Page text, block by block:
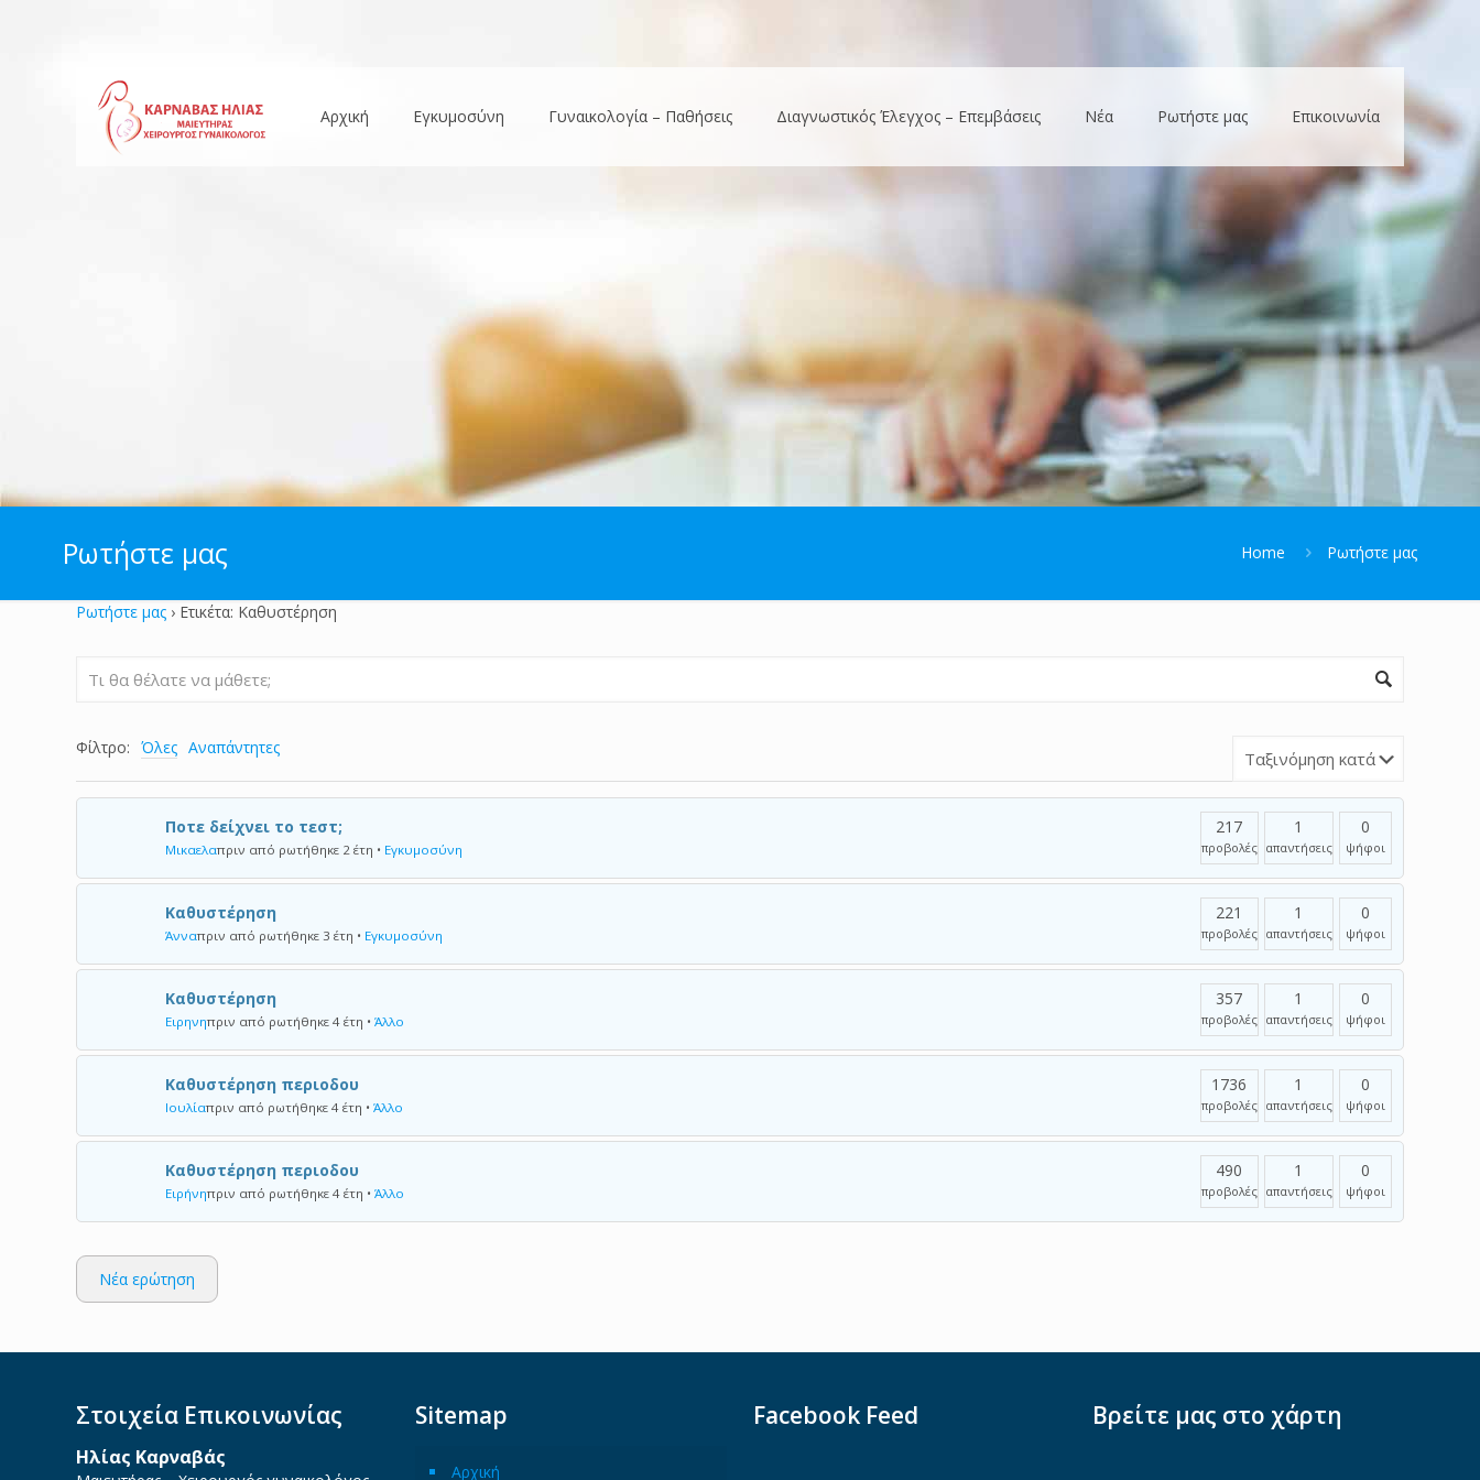
Αρχική Εγκυμοσύνη Γυναικολογία – Παθήσεις Διαγνωστικός Έλεγχος – Επεμβάσεις Νέα Ρωτήστε μας Επικοινωνία
Ρωτήστε μας Home Ρωτήστε μας
Ρωτήστε μας › Ετικέτα: Καθυστέρηση
Φίλτρο: Όλες Αναπάντητες
Ποτε δείχνει το τεστ;
Μικαελαπριν από ρωτήθηκε 2 έτη • Εγκυμοσύνη
217
προβολές
1
απαντήσεις
0
ψήφοι
Καθυστέρηση
Άνναπριν από ρωτήθηκε 3 έτη • Εγκυμοσύνη
221
προβολές
1
απαντήσεις
0
ψήφοι
Καθυστέρηση
Ειρηνηπριν από ρωτήθηκε 4 έτη •Άλλο
357
προβολές
1
απαντήσεις
0
ψήφοι
Καθυστέρηση περιοδου
Ιουλίαπριν από ρωτήθηκε 4 έτη •Άλλο
1736
προβολές
1
απαντήσεις
0
ψήφοι
Καθυστέρηση περιοδου
Ειρήνηπριν από ρωτήθηκε 4 έτη •Άλλο
490
προβολές
1
απαντήσεις
0
ψήφοι
Νέα ερώτηση
Στοιχεία Επικοινωνίας
Ηλίας Καρναβάς
Sitemap
Αρχική
Facebook Feed Βρείτε μας στο χάρτη